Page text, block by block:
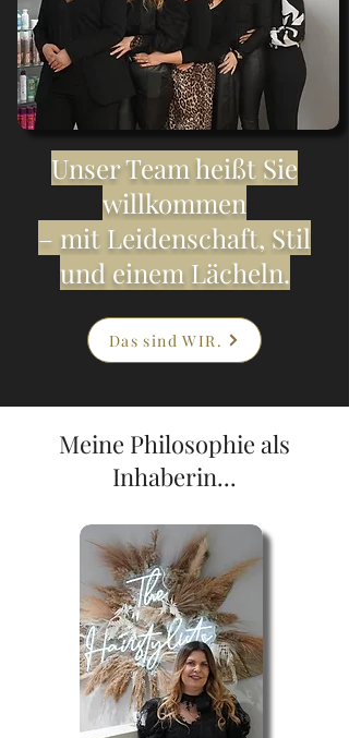
Unser Team heißt Sie
willkommen
– mit Leidenschaft, Stil
und einem Lächeln.
Das sind WIR.
Meine Philosophie als
Inhaberin...